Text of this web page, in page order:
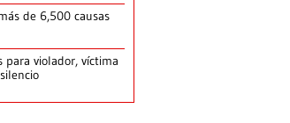
de 6,500 causas
para violador, víctima